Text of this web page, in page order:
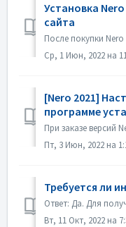
Установка
сайта
Ср, 1 Июн, 2022 на
[Nero 2021]
программе
Пт, 3 Июн, 2022 на
Требуется ли
Вт, 11 Окт, 2022 на